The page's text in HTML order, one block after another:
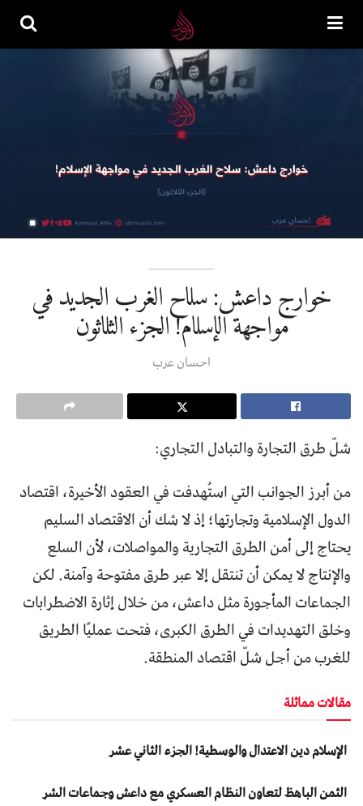
خوارج داعش: سلاح الغرب الجديد في
مواجهة الإسلام! الجزء الثلاثون
احسان عرب
شلّ طرق التجارة والتبادل التجاري:
من أبرز الجوانب التي استُهدفت في العقود الأخيرة، اقتصاد
الدول الإسلامية وتجارتها؛ إذ لا شك أن الاقتصاد السليم
يحتاج إلى أمن الطرق التجارية والمواصلات، لأن السلع
والإنتاج لا يمكن أن تنتقل إلا عبر طرق مفتوحة وآمنة. لكن
الجماعات المأجورة مثل داعش، من خلال إثارة الاضطرابات
وخلق التهديدات في الطرق الكبرى، فتحت عمليًا الطريق
للغرب من أجل شلّ اقتصاد المنطقة.
مقالات مماثلة
الإسلام دين الاعتدال والوسطية! الجزء الثاني عشر
الثمن الباهظ لتعاون النظام العسكري مع داعش وجماعات الشر